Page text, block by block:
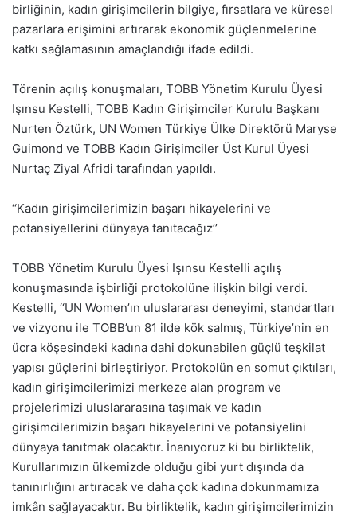
birliğinin, kadın girişimcilerin bilgiye, fırsatlara ve küresel
pazarlara erişimini artırarak ekonomik güçlenmelerine
katkı sağlamasının amaçlandığı ifade edildi.
Törenin açılış konuşmaları, TOBB Yönetim Kurulu Üyesi
Işınsu Kestelli, TOBB Kadın Girişimciler Kurulu Başkanı
Nurten Öztürk, UN Women Türkiye Ülke Direktörü Maryse
Guimond ve TOBB Kadın Girişimciler Üst Kurul Üyesi
Nurtaç Ziyal Afridi tarafından yapıldı.
‘‘Kadın girişimcilerimizin başarı hikayelerini ve
potansiyellerini dünyaya tanıtacağız’’
TOBB Yönetim Kurulu Üyesi Işınsu Kestelli açılış
konuşmasında işbirliği protokolüne ilişkin bilgi verdi.
Kestelli, ‘‘UN Women’ın uluslararası deneyimi, standartları
ve vizyonu ile TOBB’un 81 ilde kök salmış, Türkiye’nin en
ücra köşesindeki kadına dahi dokunabilen güçlü teşkilat
yapısı güçlerini birleştiriyor. Protokolün en somut çıktıları,
kadın girişimcilerimizi merkeze alan program ve
projelerimizi uluslararasına taşımak ve kadın
girişimcilerimizin başarı hikayelerini ve potansiyelini
dünyaya tanıtmak olacaktır. İnanıyoruz ki bu birliktelik,
Kurullarımızın ülkemizde olduğu gibi yurt dışında da
tanınırlığını artıracak ve daha çok kadına dokunmamıza
imkân sağlayacaktır. Bu birliktelik, kadın girişimcilerimizin